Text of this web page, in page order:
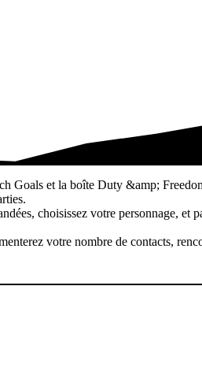
Goals et la boîte Duty &amp;
choisissez votre personnage, et
votre nombre de contacts,